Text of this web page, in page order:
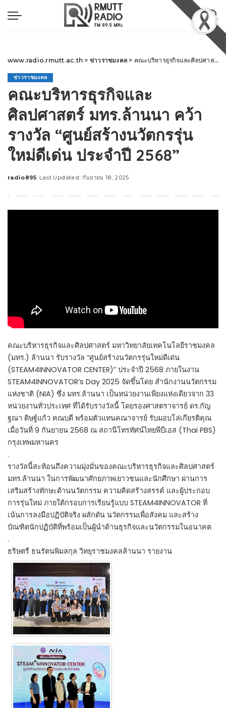
www.radio.rmutt.ac.th > ข่าวราชมงคล > คณะบริหารธุรกิจและศิลปศาสตร์ มทร.ล้านนา คว้ารางวัล “ศูนย์สร้างนวัตกรรุ่นใหม่ดีเด่น ประจำปี 2568”
ข่าวราชมงคล
คณะบริหารธุรกิจและ
ศิลปศาสตร์ มทร.ล้านนา คว้า
รางวัล “ศูนย์สร้างนวัตกรรุ่น
ใหม่ดีเด่น ประจำปี 2568”
Posted
radio895 Last Updated: กันยายน 18, 2025
คณะบริหารธุรกิจและศิลปศาสตร์ มหาวิทยาลัยเทคโนโลยีราชมงคล
(มทร.) ล้านนา รับรางวัล “ศูนย์สร้างนวัตกรรุ่นใหม่ดีเด่น
(STEAM4INNOVATOR CENTER)” ประจำปี 2568 ภายในงาน
STEAM4INNOVATOR’s Day 2025 จัดขึ้นโดย สำนักงานนวัตกรรม
แห่งชาติ (NIA) ซึ่ง มทร.ล้านนา เป็นหน่วยงานเพียงแห่งเดียวจาก 33
หน่วยงานทั่วประเทศ ที่ได้รับรางวัลนี้ โดยรองศาสตราจารย์ ดร.กัญ
ฐณา ดิษฐ์แก้ว คณบดี พร้อมตัวแทนคณาจารย์ รับมอบโล่เกียรติคุณ
เมื่อวันที่ 9 กันยายน 2568 ณ สถานีโทรทัศน์ไทยพีบีเอส (Thai PBS)
กรุงเทพมหานคร
.
รางวัลนี้สะท้อนถึงความมุ่งมั่นของคณะบริหารธุรกิจและศิลปศาสตร์
มทร.ล้านนา ในการพัฒนาศักยภาพเยาวชนและนักศึกษา ผ่านการ
เสริมสร้างทักษะด้านนวัตกรรม ความคิดสร้างสรรค์ และผู้ประกอบ
การรุ่นใหม่ ภายใต้กรอบการเรียนรู้แบบ STEAM4INNOVATOR ที่
เน้นการลงมือปฏิบัติจริง ผลักดัน นวัตกรรมเพื่อสังคม และสร้าง
บัณฑิตนักปฏิบัติที่พร้อมเป็นผู้นำด้านธุรกิจและนวัตกรรมในอนาคต
.
ธริษตรี ธนรัตนพิมลกุล วิทยุราชมงคลล้านนา รายงาน